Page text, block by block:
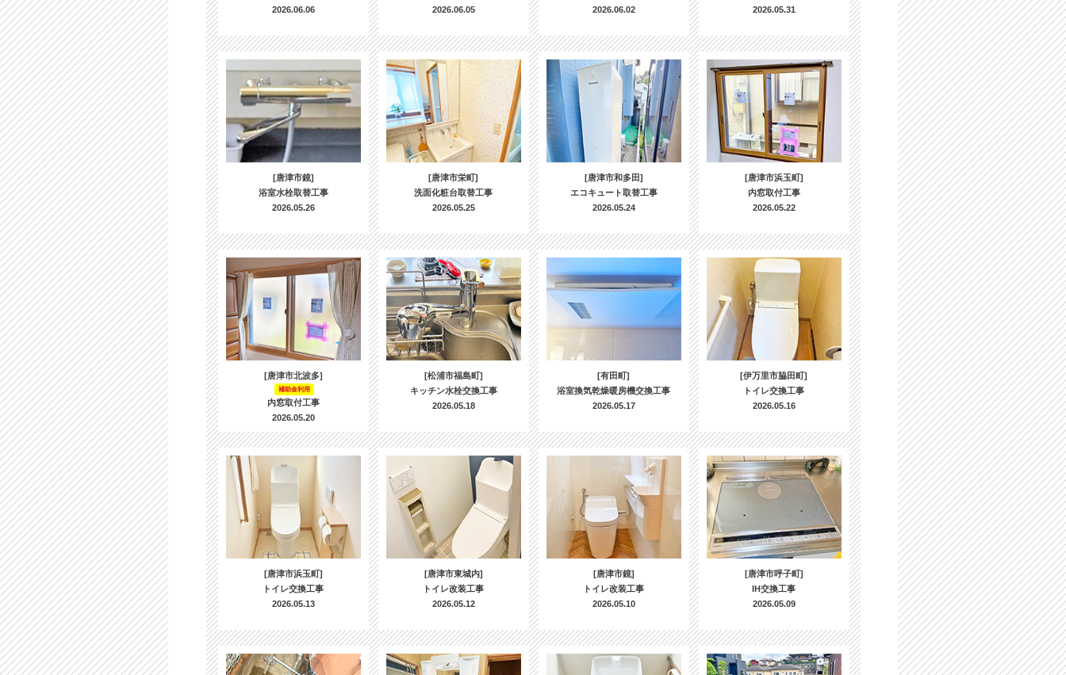
2026.06.06
2026.06.05
2026.06.02
2026.05.31
[唐津市鏡]
浴室水栓取替工事
2026.05.26
[唐津市栄町]
洗面化粧台取替工事
2026.05.25
[唐津市和多田]
エコキュート取替工事
2026.05.24
[唐津市浜玉町]
内窓取付工事
2026.05.22
[唐津市北波多]
補助金利用
内窓取付工事
2026.05.20
[松浦市福島町]
キッチン水栓交換工事
2026.05.18
[有田町]
浴室換気乾燥暖房機交換工事
2026.05.17
[伊万里市脇田町]
トイレ交換工事
2026.05.16
[唐津市浜玉町]
トイレ交換工事
2026.05.13
[唐津市東城内]
トイレ改装工事
2026.05.12
[唐津市鏡]
トイレ改装工事
2026.05.10
[唐津市呼子町]
IH交換工事
2026.05.09